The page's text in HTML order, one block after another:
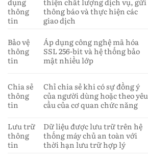
thông
tin
thông báo và thực hiện các
giao dịch
Bảo vệ
thông
tin
Áp dụng công nghệ mã hóa
SSL 256-bit và hệ thống bảo
mật nhiều lớp
Chia sẻ
thông
tin
Chỉ chia sẻ khi có sự đồng ý
của người dùng hoặc theo yêu
cầu của cơ quan chức năng
Lưu trữ
thông
tin
Dữ liệu được lưu trữ trên hệ
thống máy chủ an toàn với
thời hạn lưu trữ hợp lý